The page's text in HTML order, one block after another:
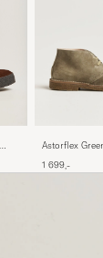
Astorflex
1 699,-